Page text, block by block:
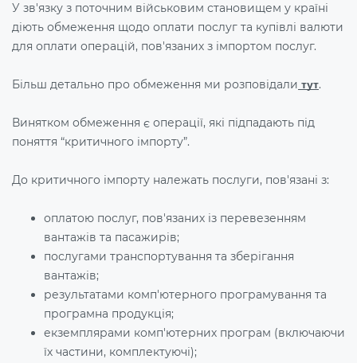
У зв'язку з поточним військовим становищем у країні
діють обмеження щодо оплати послуг та купівлі валюти
для оплати операцій, пов'язаних з імпортом послуг.
Більш детально про обмеження ми розповідали тут.
Винятком обмеження є операції, які підпадають під
поняття “критичного імпорту”.
До критичного імпорту належать послуги, пов'язані з:
оплатою послуг, пов'язаних із перевезенням
вантажів та пасажирів;
послугами транспортування та зберігання
вантажів;
результатами комп'ютерного програмування та
програмна продукція;
екземплярами комп'ютерних програм (включаючи
їх частини, комплектуючі);